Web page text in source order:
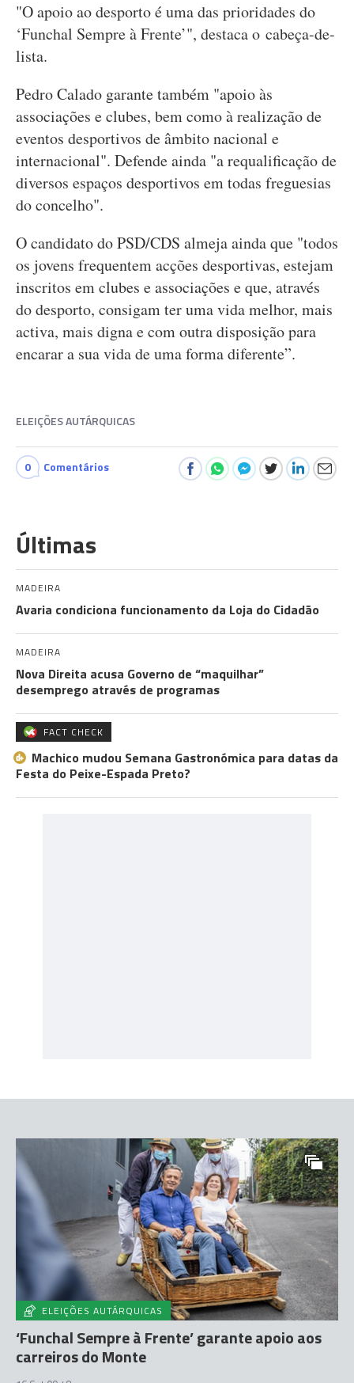
"O apoio ao desporto é uma das prioridades do
‘Funchal Sempre à Frente’", destaca o cabeça-de-
lista.
Pedro Calado garante também "apoio às
associações e clubes, bem como à realização de
eventos desportivos de âmbito nacional e
internacional". Defende ainda "a requalificação de
diversos espaços desportivos em todas freguesias
do concelho".
O candidato do PSD/CDS almeja ainda que "todos
os jovens frequentem acções desportivas, estejam
inscritos em clubes e associações e que, através
do desporto, consigam ter uma vida melhor, mais
activa, mais digna e com outra disposição para
encarar a sua vida de uma forma diferente”.
ELEIÇÕES AUTÁRQUICAS
0 Comentários
Últimas
MADEIRA
Avaria condiciona funcionamento da Loja do Cidadão
MADEIRA
Nova Direita acusa Governo de “maquilhar”
desemprego através de programas
FACT CHECK
Machico mudou Semana Gastronómica para datas da
Festa do Peixe-Espada Preto?
ELEIÇÕES AUTÁRQUICAS
‘Funchal Sempre à Frente’ garante apoio aos
carreiros do Monte